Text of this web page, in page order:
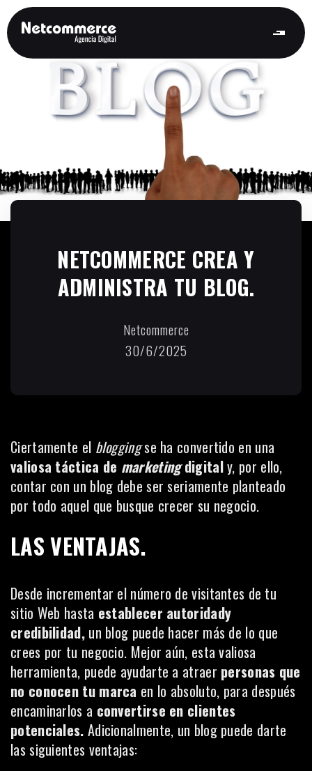
NETCOMMERCE CREA Y
ADMINISTRA TU BLOG.
Netcommerce
30/6/2025
Ciertamente el bloggingse ha convertido en una
valiosa táctica de marketingdigitaly, por ello,
contar con un blog debe ser seriamente planteado
por todo aquel que busque crecer su negocio.
LAS VENTAJAS.
Desde incrementar el número de visitantes de tu
sitio Web hasta establecer autoridady
credibilidad,un blog puede hacer más de lo que
crees por tu negocio. Mejor aún, esta valiosa
herramienta, puede ayudarte a atraer personas que
no conocen tu marca en lo absoluto, para después
encaminarlos a convertirse en clientes
potenciales. Adicionalmente, un blog puede darte
las siguientes ventajas: